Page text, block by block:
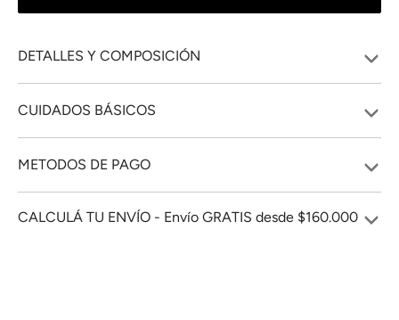
DETALLES Y COMPOSICIÓN
CUIDADOS BÁSICOS
METODOS DE PAGO
CALCULÁ TU ENVÍO - Envío GRATIS desde $160.000